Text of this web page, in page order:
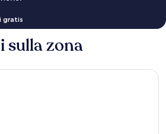
gratis
sulla zona